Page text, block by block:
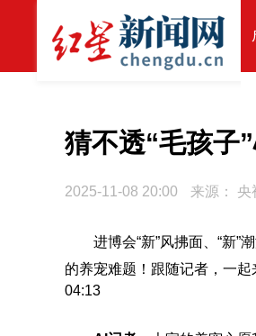
猜不透“毛孩子
2025-11-08 20:00 来源： 央
进博会“新”风拂面、“新
的养宠难题！跟随记者，一起
04:13